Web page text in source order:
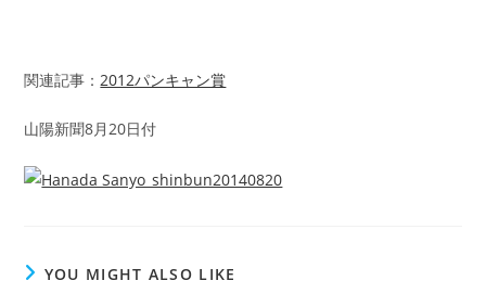
関連記事：2012パンキャン賞
山陽新聞8月20日付
YOU MIGHT ALSO LIKE